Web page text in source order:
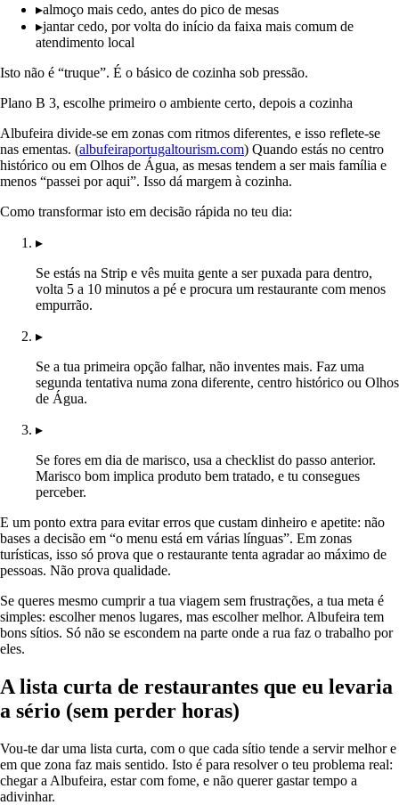
▸almoço mais cedo, antes do pico de mesas
▸jantar cedo, por volta do início da faixa mais comum de
atendimento local
Isto não é “truque”. É o básico de cozinha sob pressão.
Plano B 3, escolhe primeiro o ambiente certo, depois a cozinha
Albufeira divide-se em zonas com ritmos diferentes, e isso reflete-se
nas ementas. (albufeiraportugaltourism.com) Quando estás no centro
histórico ou em Olhos de Água, as mesas tendem a ser mais família e
menos “passei por aqui”. Isso dá margem à cozinha.
Como transformar isto em decisão rápida no teu dia:
▸
Se estás na Strip e vês muita gente a ser puxada para dentro,
volta 5 a 10 minutos a pé e procura um restaurante com menos
empurrão.
▸
Se a tua primeira opção falhar, não inventes mais. Faz uma
segunda tentativa numa zona diferente, centro histórico ou Olhos
de Água.
▸
Se fores em dia de marisco, usa a checklist do passo anterior.
Marisco bom implica produto bem tratado, e tu consegues
perceber.
E um ponto extra para evitar erros que custam dinheiro e apetite: não
bases a decisão em “o menu está em várias línguas”. Em zonas
turísticas, isso só prova que o restaurante tenta agradar ao máximo de
pessoas. Não prova qualidade.
Se queres mesmo cumprir a tua viagem sem frustrações, a tua meta é
simples: escolher menos lugares, mas escolher melhor. Albufeira tem
bons sítios. Só não se escondem na parte onde a rua faz o trabalho por
eles.
A lista curta de restaurantes que eu levaria
a sério (sem perder horas)
Vou-te dar uma lista curta, com o que cada sítio tende a servir melhor e
em que zona faz mais sentido. Isto é para resolver o teu problema real:
chegar a Albufeira, estar com fome, e não querer gastar tempo a
adivinhar.